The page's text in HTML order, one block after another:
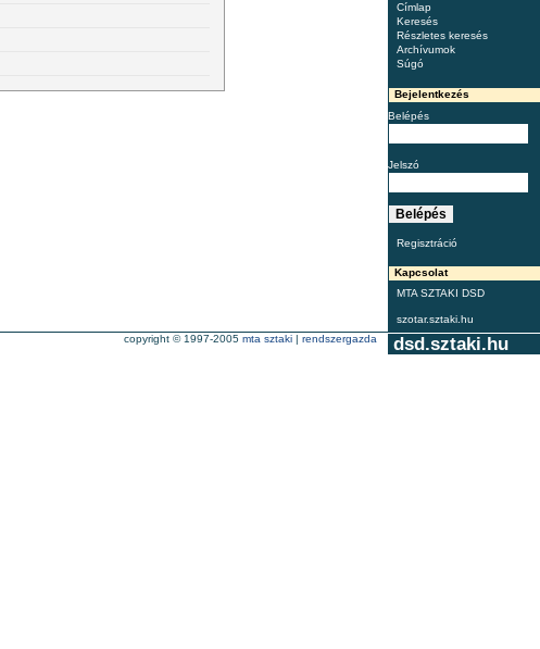
Címlap
Keresés
Részletes keresés
Archívumok
Súgó
Bejelentkezés
Belépés
Jelszó
Regisztráció
Kapcsolat
MTA SZTAKI DSD
szotar.sztaki.hu
dsd.sztaki.hu
copyright © 1997-2005 mta sztaki | rendszergazda